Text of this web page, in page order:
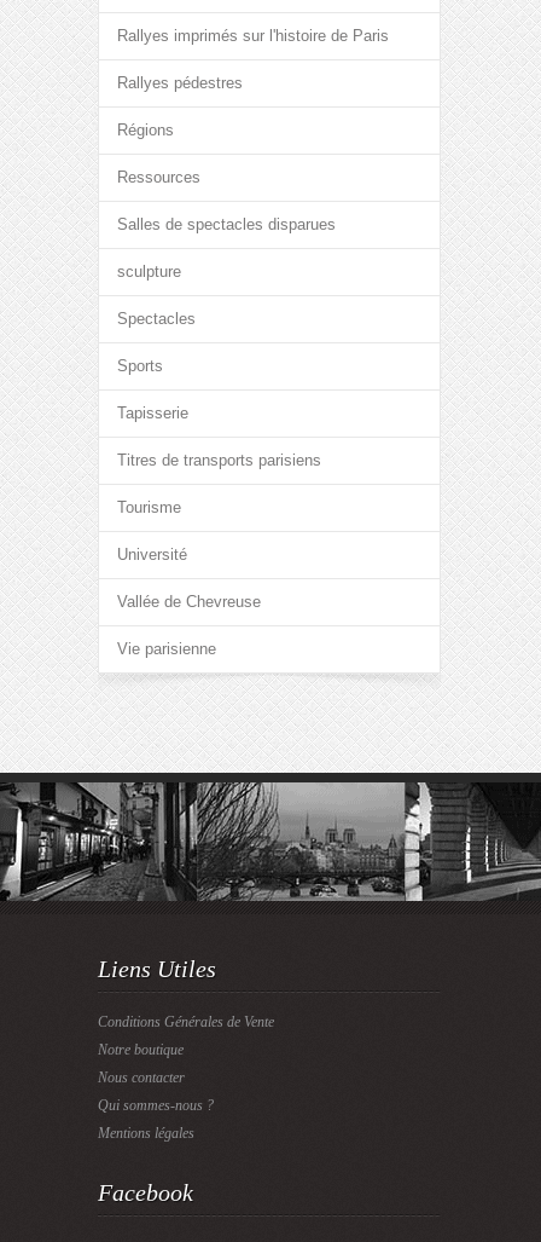
Rallyes imprimés sur l'histoire de Paris
Rallyes pédestres
Régions
Ressources
Salles de spectacles disparues
sculpture
Spectacles
Sports
Tapisserie
Titres de transports parisiens
Tourisme
Université
Vallée de Chevreuse
Vie parisienne
Liens Utiles
Conditions Générales de Vente
Notre boutique
Nous contacter
Qui sommes-nous ?
Mentions légales
Facebook